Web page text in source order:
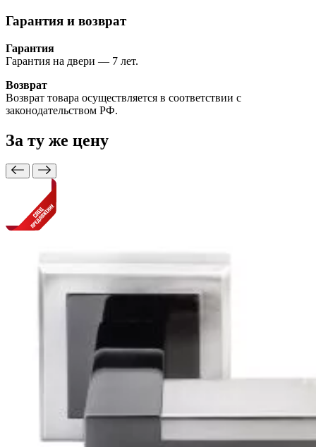
Гарантия и возврат
Гарантия
Гарантия на двери — 7 лет.
Возврат
Возврат товара осуществляется в соответствии с
законодательством РФ.
За ту же цену